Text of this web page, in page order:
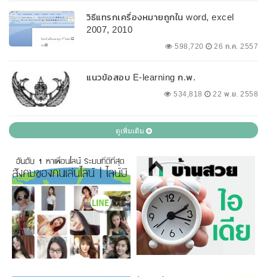
วิธีแทรกเครื่องหมายถูกใน word, excel
2007, 2010
598,720 26 ก.ค. 2557
แนวข้อสอบ E-learning ก.พ.
534,818 22 พ.ย. 2558
ดูเพิ่มเติม